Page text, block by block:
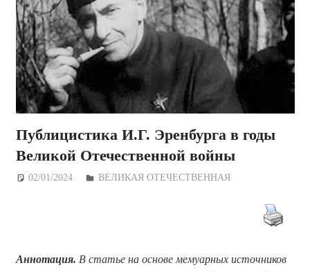
Публицистика И.Г. Эренбурга в годы
Великой Отечественной войны
02/01/2024 Дежурный по Редакции
ВЕЛИКАЯ ОТЕЧЕСТВЕННАЯ
Аннотация. В статье на основе мемуарных источников